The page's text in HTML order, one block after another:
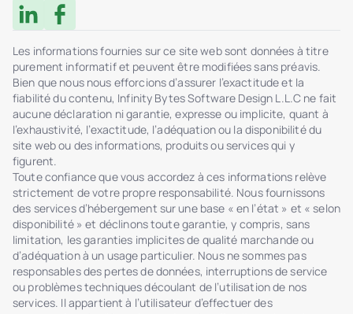
Les informations fournies sur ce site web sont données à titre
purement informatif et peuvent être modifiées sans préavis.
Bien que nous nous efforcions d’assurer l’exactitude et la
fiabilité du contenu, Infinity Bytes Software Design L.L.C ne fait
aucune déclaration ni garantie, expresse ou implicite, quant à
l’exhaustivité, l’exactitude, l’adéquation ou la disponibilité du
site web ou des informations, produits ou services qui y
figurent.
Toute confiance que vous accordez à ces informations relève
strictement de votre propre responsabilité. Nous fournissons
des services d’hébergement sur une base « en l’état » et « selon
disponibilité » et déclinons toute garantie, y compris, sans
limitation, les garanties implicites de qualité marchande ou
d’adéquation à un usage particulier. Nous ne sommes pas
responsables des pertes de données, interruptions de service
ou problèmes techniques découlant de l’utilisation de nos
services. Il appartient à l’utilisateur d’effectuer des